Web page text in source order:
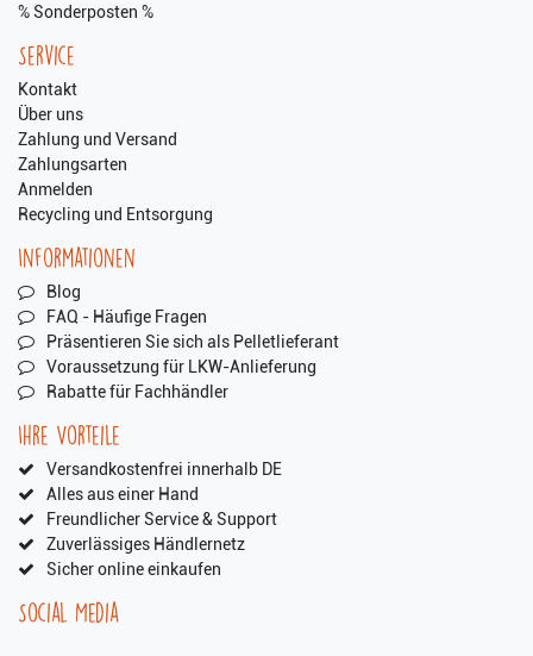
% Sonderposten %
Service
Kontakt
Über uns
Zahlung und Versand
Zahlungsarten
Anmelden
Recycling und Entsorgung
Informationen
Blog
FAQ - Häufige Fragen
Präsentieren Sie sich als Pelletlieferant
Voraussetzung für LKW-Anlieferung
Rabatte für Fachhändler
Ihre Vorteile
Versandkostenfrei innerhalb DE
Alles aus einer Hand
Freundlicher Service & Support
Zuverlässiges Händlernetz
Sicher online einkaufen
Social Media